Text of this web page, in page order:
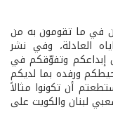
في ما تقومون به من
العادلة، وفي نشر
إبداعكم وتفوّقكم في
ورفده بما لديكم
أن تكونوا مثالاً
لبنان والكويت على